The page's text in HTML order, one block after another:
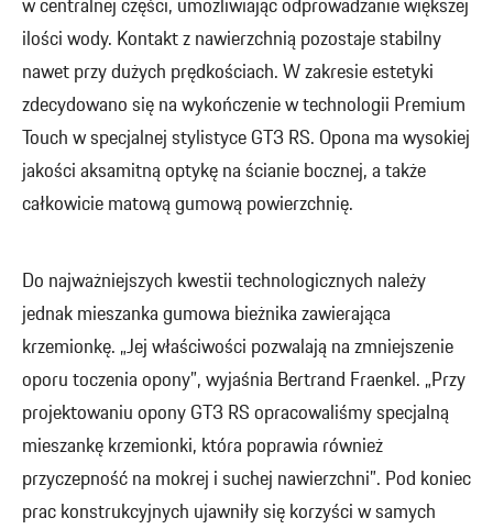
w centralnej części, umożliwiając odprowadzanie większej
ilości wody. Kontakt z nawierzchnią pozostaje stabilny
nawet przy dużych prędkościach. W zakresie estetyki
zdecydowano się na wykończenie w technologii Premium
Touch w specjalnej stylistyce GT3 RS. Opona ma wysokiej
jakości aksamitną optykę na ścianie bocznej, a także
całkowicie matową gumową powierzchnię.
Do najważniejszych kwestii technologicznych należy
jednak mieszanka gumowa bieżnika zawierająca
krzemionkę. „Jej właściwości pozwalają na zmniejszenie
oporu toczenia opony”, wyjaśnia Bertrand Fraenkel. „Przy
projektowaniu opony GT3 RS opracowaliśmy specjalną
mieszankę krzemionki, która poprawia również
przyczepność na mokrej i suchej nawierzchni”. Pod koniec
prac konstrukcyjnych ujawniły się korzyści w samych